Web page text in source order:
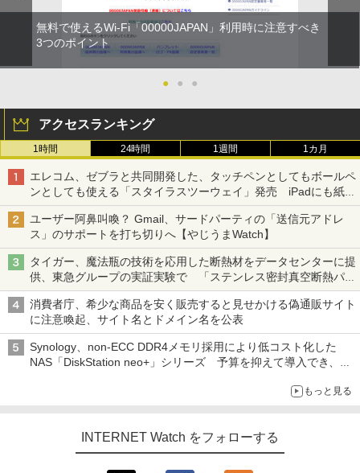
無料で使えるWi-Fi「00000JAPAN」利用時に注意すべき
3つのポイント
● ● ●
アクセスランキング
1時間 24時間 1週間 1カ月
エレコム、ゼブラと共同開発した、タッチペンとしてもボールペ
ンとしても使える「スタイラスツーウェイ」発売 iPadにも紙に
も、持ち替えずに書き込める
ユーザー阿鼻叫喚？ Gmail、サードパーティの「送信元アドレ
ス」のサポートを打ち切りへ【やじうまWatch】
タイガー、魔法瓶の技術を応用した断熱材をデータセンターに提
供、東急グループの実証実験で 「ステンレス密封真空断熱パネ
ル TIVIP」
消費者庁、希少な商品を安く販売すると見せかける偽通販サイト
に注意喚起、サイト名とドメイン名を公表
Synology、non-ECC DDR4メモリ採用により低コスト化した
NAS「DiskStation neo+」シリーズ 予算を抑えて導入でき、
もっと見る
INTERNET Watch をフォローする